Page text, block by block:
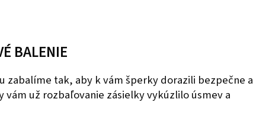
BALENIE
zabalíme tak, aby k vám šperky dorazili bezpečne a
vám už rozbaľovanie zásielky vykúzlilo úsmev a